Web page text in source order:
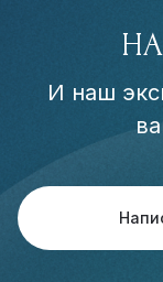
И наш